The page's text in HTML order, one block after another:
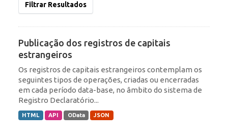
Filtrar Resultados
Publicação dos registros de capitais
estrangeiros
Os registros de capitais estrangeiros contemplam os
seguintes tipos de operações, criadas ou encerradas
em cada período data-base, no âmbito do sistema de
Registro Declaratório...
HTML API OData JSON